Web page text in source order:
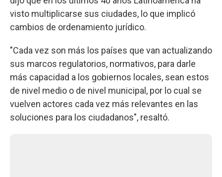
visto multiplicarse sus ciudades, lo que implicó
cambios de ordenamiento jurídico.
"Cada vez son más los países que van actualizando
sus marcos regulatorios, normativos, para darle
más capacidad a los gobiernos locales, sean estos
de nivel medio o de nivel municipal, por lo cual se
vuelven actores cada vez más relevantes en las
soluciones para los ciudadanos", resaltó.